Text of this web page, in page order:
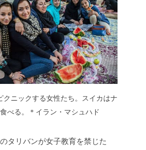
クニックする女性たち。スイカはナ
べる。＊イラン・マシュハド
タリバンが女子教育を禁じた